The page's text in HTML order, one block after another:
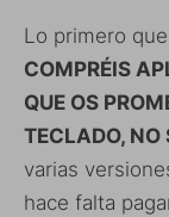
Lo primero
COMPRÉIS
QUE OS
TECLADO, NO
varias
hace falta